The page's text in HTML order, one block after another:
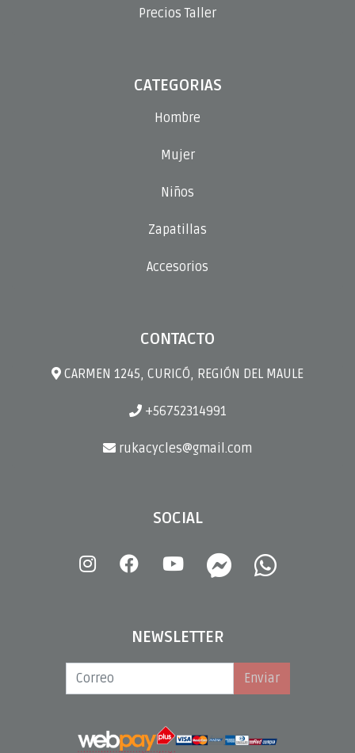
Precios Taller
CATEGORIAS
Hombre
Mujer
Niños
Zapatillas
Accesorios
CONTACTO
CARMEN 1245, CURICÓ, REGIÓN DEL MAULE
+56752314991
rukacycles@gmail.com
SOCIAL
NEWSLETTER
Enviar